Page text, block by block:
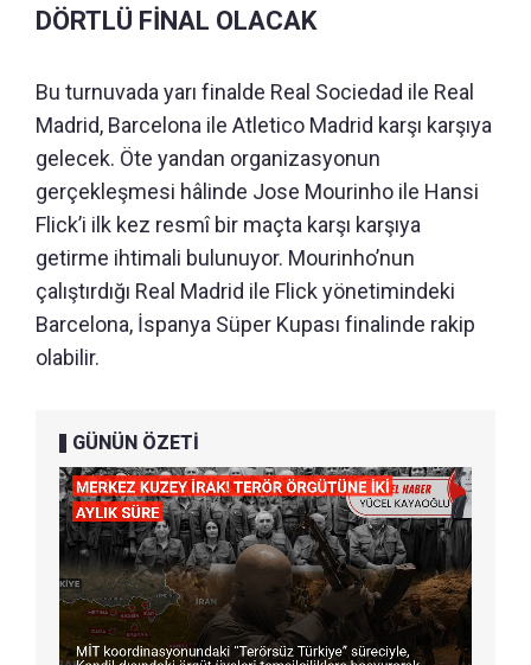
DÖRTLÜ FİNAL OLACAK
Bu turnuvada yarı finalde Real Sociedad ile Real
Madrid, Barcelona ile Atletico Madrid karşı karşıya
gelecek. Öte yandan organizasyonun
gerçekleşmesi hâlinde Jose Mourinho ile Hansi
Flick’i ilk kez resmî bir maçta karşı karşıya
getirme ihtimali bulunuyor. Mourinho’nun
çalıştırdığı Real Madrid ile Flick yönetimindeki
Barcelona, İspanya Süper Kupası finalinde rakip
olabilir.
GÜNÜN ÖZETİ